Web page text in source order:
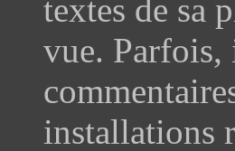
textes de sa
vue. Parfois,
installations